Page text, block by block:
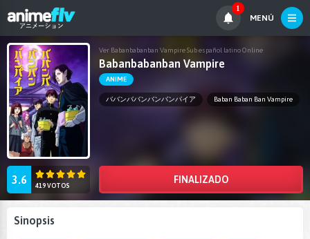
1
MENÚ
Ver Babanbabanban Vampire Sub español latino Online
Babanbabanban Vampire
ANIME
ババンババンバンバンパイア Baban Baban Ban Vampire
3.6 419 VOTOS
FINALIZADO
Sinopsis